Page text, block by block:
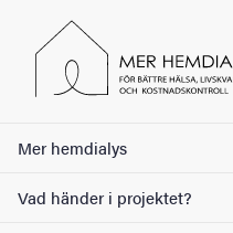
Sidfoten
Kontakt
Mer hemdialys
Vad händer i projektet?